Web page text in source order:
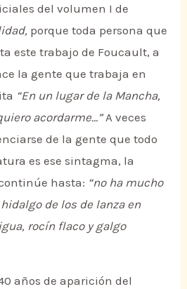
del volumen I de
porque toda persona que
este trabajo de Foucault, a
la gente que trabaja en
“En un lugar de la Mancha,
acordarme…”A veces
de la gente que todo
es ese sintagma, la
hasta: “no ha mucho
de los de lanza en
rocín flaco y galgo
años de aparición del